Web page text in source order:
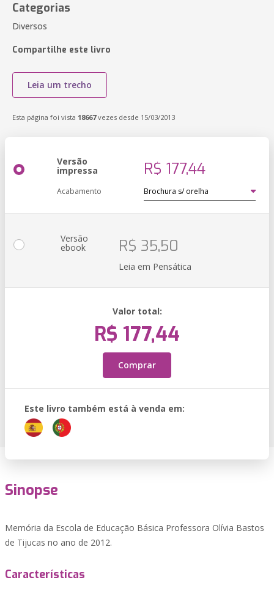
Categorias
Diversos
Compartilhe este livro
Leia um trecho
Esta página foi vista 18667vezes desde 15/03/2013
Versão
impressa R$ 177,44
Acabamento
Versão
ebook R$ 35,50
Leia em Pensática
Valor total:
R$ 177,44
Comprar
Este livro também está à venda em:
Sinopse
Memória da Escola de Educação Básica Professora Olívia Bastos
de Tijucas no ano de 2012.
Características